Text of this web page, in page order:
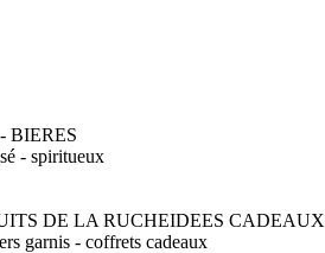
BIERES
- spiritueux
DE LA RUCHEIDEES CADEAUX
garnis - coffrets cadeaux